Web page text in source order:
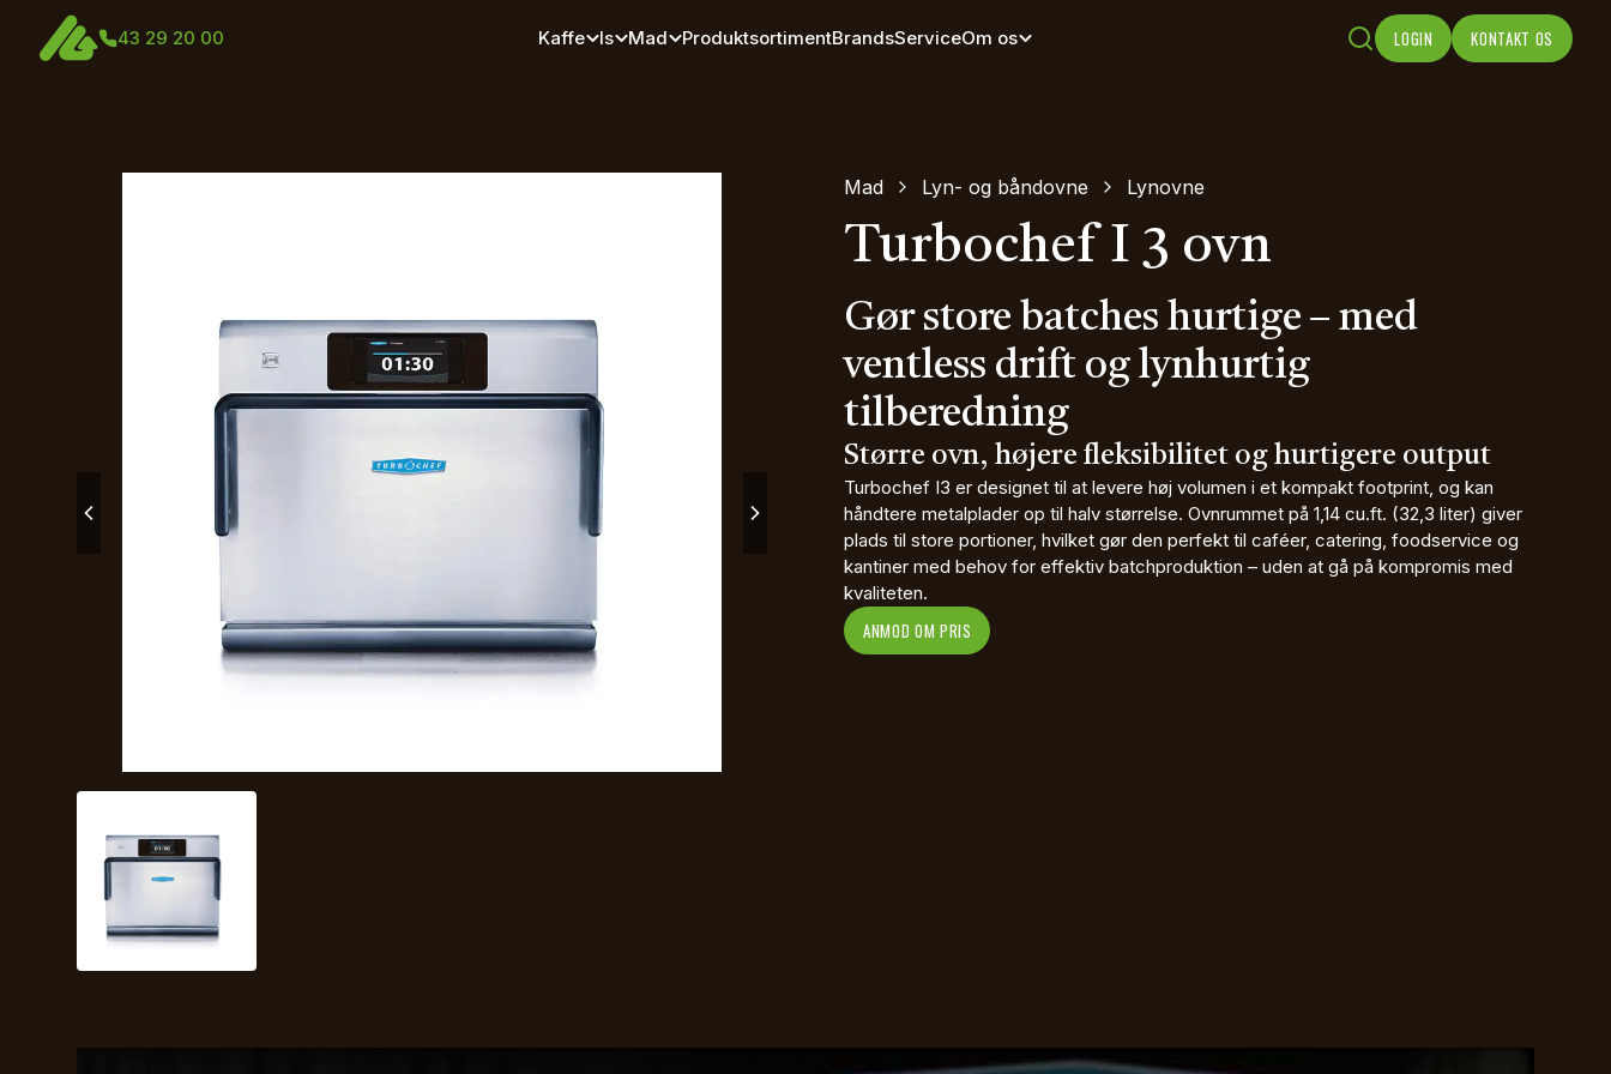
43 29 20 00 Kaffe Is Mad ProduktsortimentBrandsServiceOm os LOGIN KONTAKT OS
Mad Lyn- og båndovne Lynovne
Turbochef I 3 ovn
Gør store batches hurtige – med
ventless drift og lynhurtig
tilberedning
Større ovn, højere fleksibilitet og hurtigere output
Turbochef I3 er designet til at levere høj volumen i et kompakt footprint, og kan
håndtere metalplader op til halv størrelse. Ovnrummet på 1,14 cu.ft. (32,3 liter) giver
plads til store portioner, hvilket gør den perfekt til caféer, catering, foodservice og
kantiner med behov for effektiv batchproduktion – uden at gå på kompromis med
kvaliteten.
ANMOD OM PRIS